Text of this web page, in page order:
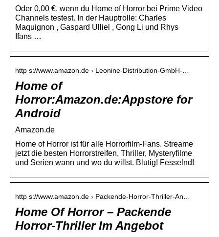
Oder 0,00 €, wenn du Home of Horror bei Prime Video
Channels testest. In der Hauptrolle: Charles
Maquignon , Gaspard Ulliel , Gong Li und Rhys
Ifans …
http s://www.amazon.de › Leonine-Distribution-GmbH-…
Home of
Horror:Amazon.de:Appstore for
Android
Amazon.de
Home of Horror ist für alle Horrorfilm-Fans. Streame
jetzt die besten Horrorstreifen, Thriller, Mysteryfilme
und Serien wann und wo du willst. Blutig! Fesselnd!
http s://www.amazon.de › Packende-Horror-Thriller-An…
Home Of Horror – Packende
Horror-Thriller Im Angebot